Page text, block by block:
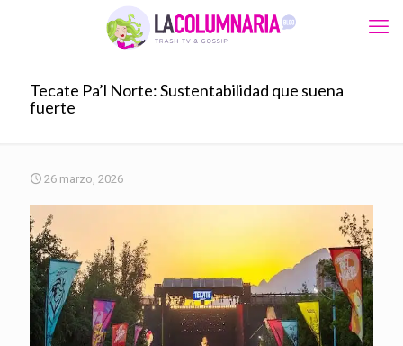
Tecate Pa’l Norte: Sustentabilidad que suena
fuerte
26 marzo, 2026